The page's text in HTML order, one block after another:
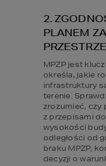
2.
PLANEM
MPZP jest
określa, jakie
infrastruktury
terenie.
zrozumieć, czy
z przepisami
wysokości
odległości od
braku MPZP,
decyzji o